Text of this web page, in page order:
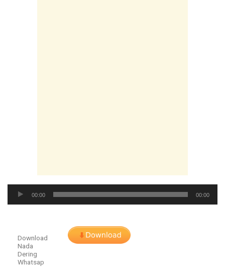
Audio
Player
00:00 00:00
Download
Nada
Dering
Whatsap